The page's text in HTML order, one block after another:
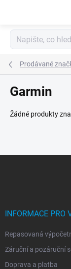
Prodávané
Garmin
Žádné produkty
INFORMACE PRO
Repasovaná
Záruční a pozáruční
Doprava a platba